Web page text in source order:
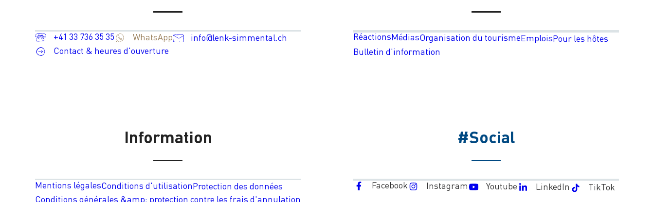
+41 33 736 35 35 WhatsApp
info@lenk-simmental.ch
Contact & heures d'ouverture
RéactionsMédiasOrganisation du tourismeEmploisPour les hôtes
Bulletin d'information
Information
Mentions légalesConditions d'utilisationProtection des données
Conditions générales &amp; protection contre les frais d'annulation
#Social
Facebook Instagram Youtube LinkedIn TikTok